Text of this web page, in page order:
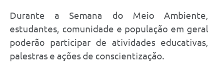
Durante a Semana do Meio Ambiente,
estudantes, comunidade e população em geral
poderão participar de atividades educativas,
palestras e ações de conscientização.